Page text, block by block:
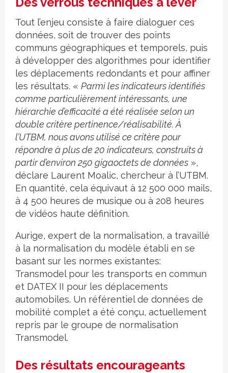
Tout l’enjeu consiste à faire dialoguer ces
données, soit de trouver des points
communs géographiques et temporels, puis
à développer des algorithmes pour identifier
les déplacements redondants et pour affiner
les résultats. « Parmi les indicateurs identifiés
comme particulièrement intéressants, une
hiérarchie d’efficacité a été réalisée selon un
double critère pertinence/réalisabilité. À
l’UTBM, nous avons utilisé ce critère pour
répondre à plus de 20 indicateurs, construits à
partir d’environ 250 gigaoctets de données »,
déclare Laurent Moalic, chercheur à l’UTBM.
En quantité, cela équivaut à 12 500 000 mails,
à 4 500 heures de musique ou à 208 heures
de vidéos haute définition.
Aurige, expert de la normalisation, a travaillé
à la normalisation du modèle établi en se
basant sur les normes existantes:
Transmodel pour les transports en commun
et DATEX II pour les déplacements
automobiles. Un référentiel de données de
mobilité complet a été conçu, actuellement
repris par le groupe de normalisation
Transmodel.
Des résultats encourageants